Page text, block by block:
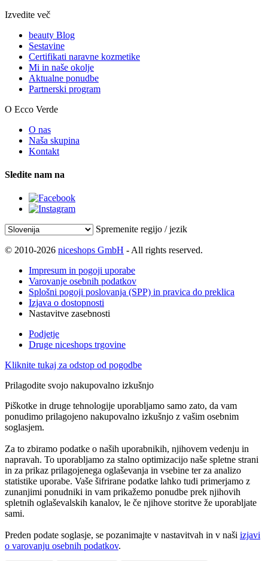
Izvedite več
beauty Blog
Sestavine
Certifikati naravne kozmetike
Mi in naše okolje
Aktualne ponudbe
Partnerski program
O Ecco Verde
O nas
Naša skupina
Kontakt
Sledite nam na
Spremenite regijo / jezik
© 2010-2026 niceshops GmbH - All rights reserved.
Impresum in pogoji uporabe
Varovanje osebnih podatkov
Splošni pogoji poslovanja (SPP) in pravica do preklica
Izjava o dostopnosti
Nastavitve zasebnosti
Podjetje
Druge niceshops trgovine
Kliknite tukaj za odstop od pogodbe
Prilagodite svojo nakupovalno izkušnjo
Piškotke in druge tehnologije uporabljamo samo zato, da vam
ponudimo prilagojeno nakupovalno izkušnjo z vašim osebnim
soglasjem.
Za to zbiramo podatke o naših uporabnikih, njihovem vedenju in
napravah. To uporabljamo za stalno optimizacijo naše spletne strani
in za prikaz prilagojenega oglaševanja in vsebine ter za analizo
statistike uporabe. Vaše šifrirane podatke lahko tudi primerjamo z
zunanjimi ponudniki in vam prikažemo ponudbe prek njihovih
spletnih oglaševalskih kanalov, le če njihove storitve že uporabljate
sami.
Preden podate soglasje, se pozanimajte v nastavitvah in v naši izjavi
o varovanju osebnih podatkov.